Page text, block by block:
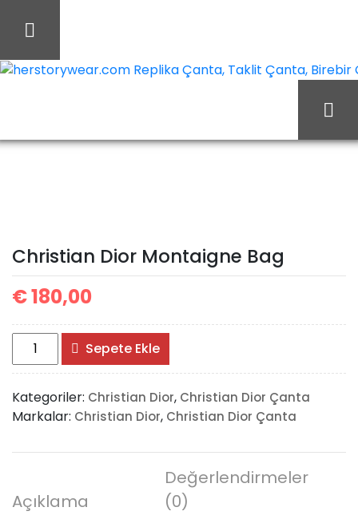
Bag
Christian Dior Montaigne Bag
€180,00
Christian
Dior
Montaigne
Bag
adet
Sepete Ekle
Kategoriler: Christian Dior, Christian Dior Çanta
Markalar: Christian Dior, Christian Dior Çanta
Açıklama
Değerlendirmeler
(0)